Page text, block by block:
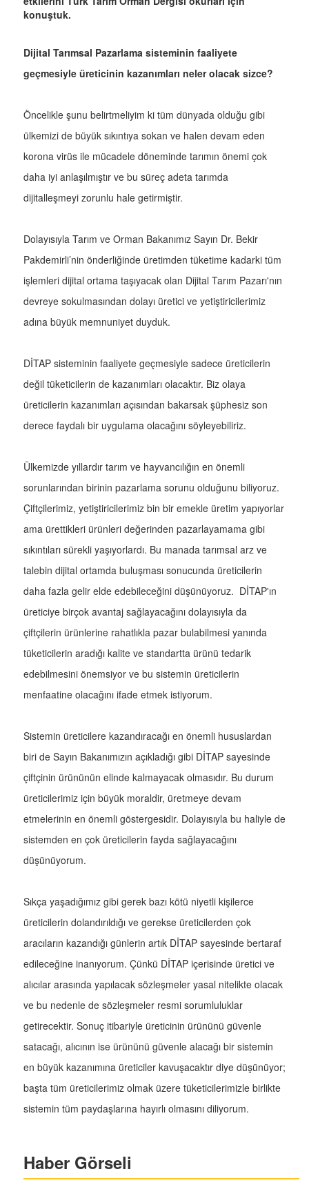
konuştuk.
Dijital Tarımsal Pazarlama sisteminin faaliyete
geçmesiyle üreticinin kazanımları neler olacak sizce?
Öncelikle şunu belirtmeliyim ki tüm dünyada olduğu gibi
ülkemizi de büyük sıkıntıya sokan ve halen devam eden
korona virüs ile mücadele döneminde tarımın önemi çok
daha iyi anlaşılmıştır ve bu süreç adeta tarımda
dijitalleşmeyi zorunlu hale getirmiştir.
Dolayısıyla Tarım ve Orman Bakanımız Sayın Dr. Bekir
Pakdemirli’nin önderliğinde üretimden tüketime kadarki tüm
işlemleri dijital ortama taşıyacak olan Dijital Tarım Pazarı'nın
devreye sokulmasından dolayı üretici ve yetiştiricilerimiz
adına büyük memnuniyet duyduk.
DİTAP sisteminin faaliyete geçmesiyle sadece üreticilerin
değil tüketicilerin de kazanımları olacaktır. Biz olaya
üreticilerin kazanımları açısından bakarsak şüphesiz son
derece faydalı bir uygulama olacağını söyleyebiliriz.
Ülkemizde yıllardır tarım ve hayvancılığın en önemli
sorunlarından birinin pazarlama sorunu olduğunu biliyoruz.
Çiftçilerimiz, yetiştiricilerimiz bin bir emekle üretim yapıyorlar
ama ürettikleri ürünleri değerinden pazarlayamama gibi
sıkıntıları sürekli yaşıyorlardı. Bu manada tarımsal arz ve
talebin dijital ortamda buluşması sonucunda üreticilerin
daha fazla gelir elde edebileceğini düşünüyoruz. DİTAP'ın
üreticiye birçok avantaj sağlayacağını dolayısıyla da
çiftçilerin ürünlerine rahatlıkla pazar bulabilmesi yanında
tüketicilerin aradığı kalite ve standartta ürünü tedarik
edebilmesini önemsiyor ve bu sistemin üreticilerin
menfaatine olacağını ifade etmek istiyorum.
Sistemin üreticilere kazandıracağı en önemli hususlardan
biri de Sayın Bakanımızın açıkladığı gibi DİTAP sayesinde
çiftçinin ürününün elinde kalmayacak olmasıdır. Bu durum
üreticilerimiz için büyük moraldir, üretmeye devam
etmelerinin en önemli göstergesidir. Dolayısıyla bu haliyle de
sistemden en çok üreticilerin fayda sağlayacağını
düşünüyorum.
Sıkça yaşadığımız gibi gerek bazı kötü niyetli kişilerce
üreticilerin dolandırıldığı ve gerekse üreticilerden çok
aracıların kazandığı günlerin artık DİTAP sayesinde bertaraf
edileceğine inanıyorum. Çünkü DİTAP içerisinde üretici ve
alıcılar arasında yapılacak sözleşmeler yasal nitelikte olacak
ve bu nedenle de sözleşmeler resmi sorumluluklar
getirecektir. Sonuç itibariyle üreticinin ürününü güvenle
satacağı, alıcının ise ürününü güvenle alacağı bir sistemin
en büyük kazanımına üreticiler kavuşacaktır diye düşünüyor;
başta tüm üreticilerimiz olmak üzere tüketicilerimizle birlikte
sistemin tüm paydaşlarına hayırlı olmasını diliyorum.
Haber Görseli